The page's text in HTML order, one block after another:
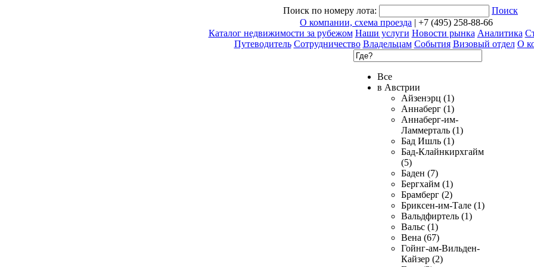
Поиск по номеру лота:
Поиск
О компании, схема проезда | +7 (495) 258-88-66
Каталог недвижимости за рубежом Наши услуги Новости рынка Аналитика
Путеводитель Сотрудничество Владельцам События Визовый отдел О
Все
в Австрии
Айзенэрц (1)
Аннаберг (1)
Аннаберг-им-
Ламмерталь (1)
Бад Ишль (1)
Бад-Клайнкирхгайм
(5)
Баден (7)
Бергхайм (1)
Брамберг (2)
Бриксен-им-Тале (1)
Вальдфиртель (1)
Вальс (1)
Вена (67)
Гойнг-ам-Вильден-
Кайзер (2)